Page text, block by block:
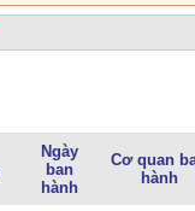
Ngày
ban
hành
Cơ quan
hành